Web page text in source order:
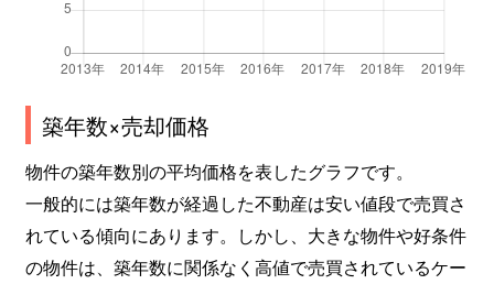
築年数×売却価格
物件の築年数別の平均価格を表したグラフです。
一般的には築年数が経過した不動産は安い値段で売買さ
れている傾向にあります。しかし、大きな物件や好条件
の物件は、築年数に関係なく高値で売買されているケー